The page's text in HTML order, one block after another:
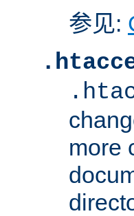
参见:
more